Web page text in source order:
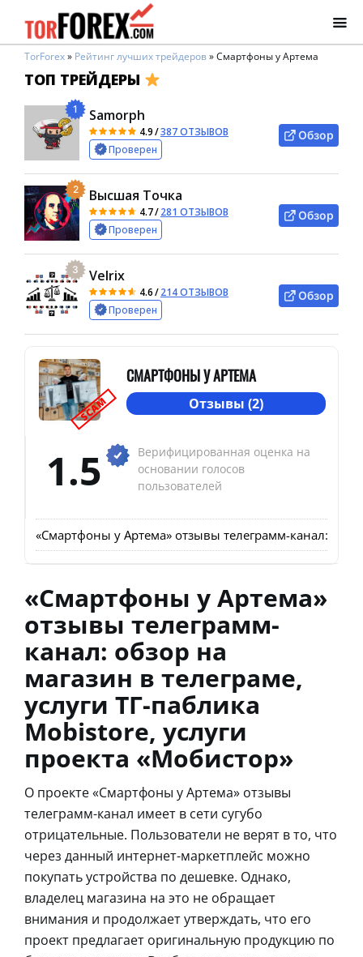
TorForex» Рейтинг лучших трейдеров»Смартфоны у Артема
ТОП ТРЕЙДЕРЫ
1 Samorph
4.9/387 ОТЗЫВОВ
Проверен
Обзор
2 Высшая Точка
4.7/281 ОТЗЫВОВ
Проверен
Обзор
3 Velrix
4.6/214 ОТЗЫВОВ
Проверен
Обзор
SCAM
СМАРТФОНЫ У АРТЕМА
Отзывы (2)
1.5
Верифицированная оценка на
основании голосов
пользователей
«Смартфоны у Артема» отзывы телеграмм-канал:
«Смартфоны у Артема»
отзывы телеграмм-
канал: обзор на
магазин в телеграме,
услуги ТГ-паблика
Mobistore, услуги
проекта «Мобистор»
О проекте «Смартфоны у Артема» отзывы
телеграмм-канал имеет в сети сугубо
отрицательные. Пользователи не верят в то, что
через данный интернет-маркетплейс можно
покупать устройства по дешевке. Однако,
владелец магазина на это не обращает
внимания и продолжает утверждать, что его
проект предлагает оригинальную продукцию по